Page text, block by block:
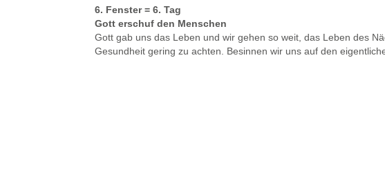
6. Fenster = 6. Tag
Gott erschuf den Menschen
Gott gab uns das Leben und wir gehen so weit, das Leben des
Gesundheit gering zu achten. Besinnen wir uns auf den